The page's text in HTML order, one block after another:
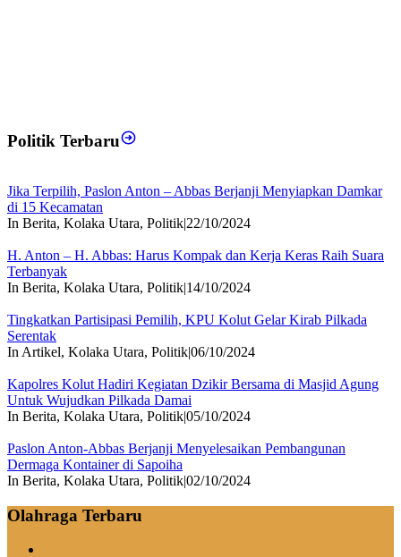
Politik Terbaru
Jika Terpilih, Paslon Anton – Abbas Berjanji Menyiapkan Damkar
di 15 Kecamatan
In Berita, Kolaka Utara, Politik|22/10/2024
H. Anton – H. Abbas: Harus Kompak dan Kerja Keras Raih Suara
Terbanyak
In Berita, Kolaka Utara, Politik|14/10/2024
Tingkatkan Partisipasi Pemilih, KPU Kolut Gelar Kirab Pilkada
Serentak
In Artikel, Kolaka Utara, Politik|06/10/2024
Kapolres Kolut Hadiri Kegiatan Dzikir Bersama di Masjid Agung
Untuk Wujudkan Pilkada Damai
In Berita, Kolaka Utara, Politik|05/10/2024
Paslon Anton-Abbas Berjanji Menyelesaikan Pembangunan
Dermaga Kontainer di Sapoiha
In Berita, Kolaka Utara, Politik|02/10/2024
Olahraga Terbaru